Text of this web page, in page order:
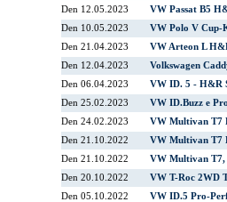
Den 12.05.2023
VW Passat B5
Den 10.05.2023
VW Polo V Cup-
Den 21.04.2023
VW Arteon L
Den 12.04.2023
Volkswagen
Den 06.04.2023
VW ID. 5 - H&R
Den 25.02.2023
VW ID.Buzz e
Den 24.02.2023
VW Multivan T7
Den 21.10.2022
VW Multivan T7
Den 21.10.2022
VW Multivan T7,
Den 20.10.2022
VW T-Roc 2WD
Den 05.10.2022
VW ID.5 Pro-